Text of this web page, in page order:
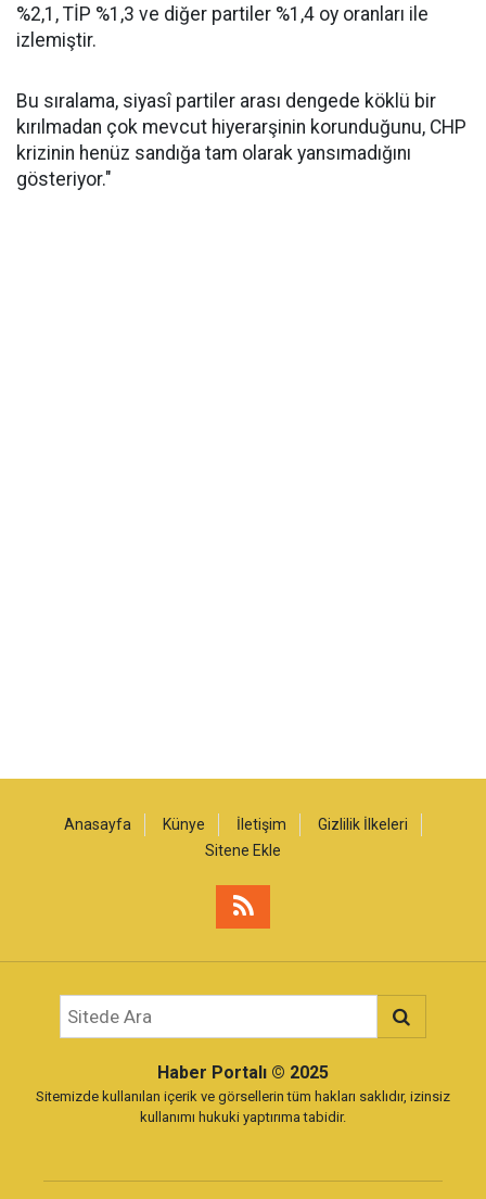
%2,1, TİP %1,3 ve diğer partiler %1,4 oy oranları ile
izlemiştir.
Bu sıralama, siyasî partiler arası dengede köklü bir
kırılmadan çok mevcut hiyerarşinin korunduğunu, CHP
krizinin henüz sandığa tam olarak yansımadığını
gösteriyor."
Anasayfa Künye İletişim
Gizlilik İlkeleri
Sitene Ekle
Haber Portalı © 2025
Sitemizde kullanılan içerik ve görsellerin tüm hakları saklıdır, izinsiz
kullanımı hukuki yaptırıma tabidir.